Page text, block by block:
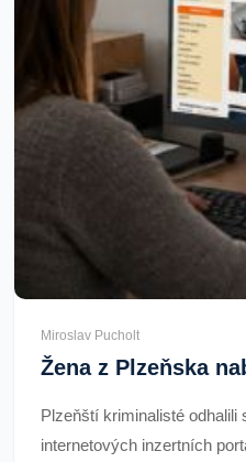
Miroslav Pucholt
Plzeňští kriminalisté odhalili
internetových inzertních